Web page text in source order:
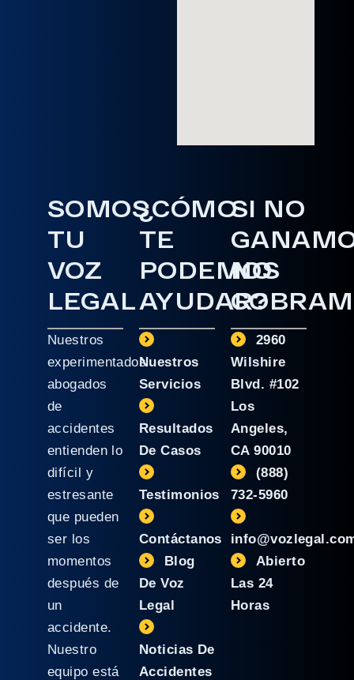
SOMOS
TU
VOZ
LEGAL
Nuestros
experimentados
abogados
de
accidentes
entienden lo
difícil y
estresante
que pueden
ser los
momentos
después de
un
accidente.
Nuestro
equipo está
¿CÓMO
TE
PODEMOS
AYUDAR?
Nuestros
Servicios
Resultados
De Casos
Testimonios
Contáctanos
Blog
De Voz
Legal
Noticias De
Accidentes
SI NO
NO
2960
Wilshire
Blvd. #102
Los
Angeles,
CA 90010
(888)
732-5960
Abierto
Las 24
Horas